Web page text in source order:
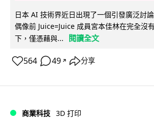
日本 AI 技術界近日出現了一個引發廣泛討
偶像前 Juice=Juice 成員宮本佳林在完全沒
下，僅憑藉與...
閱讀全文
564 49 ↗ 分享
商業科技 3D 打印